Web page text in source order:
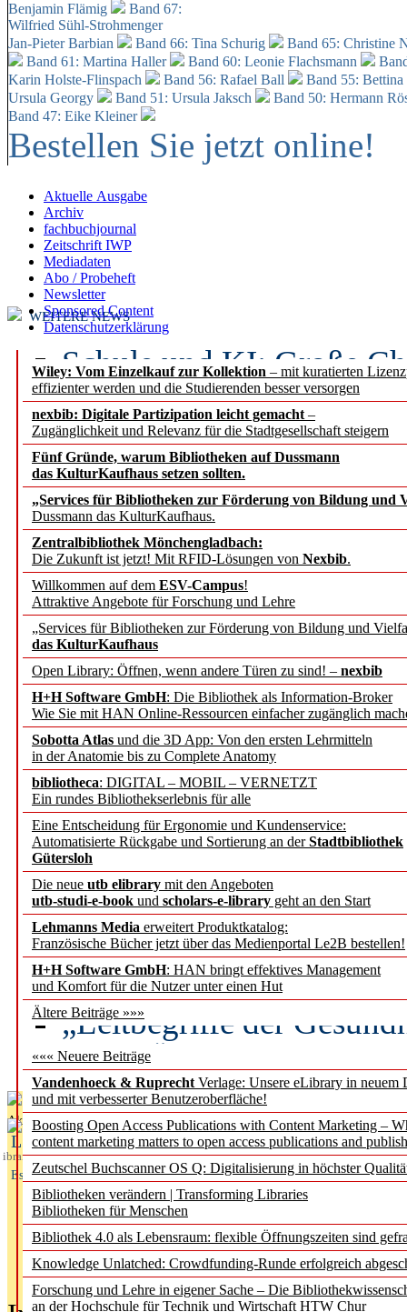
Benjamin Flämig
Band 67:
Wilfried Sühl-Strohmenger
Jan-Pieter Barbian
Band 66: Tina Schurig
Band 65: Christine
Band 61: Martina Haller
Band 60: Leonie Flachsmann
Karin Holste-Flinspach
Band 56: Rafael Ball
Band 55:
Ursula Georgy
Band 51: Ursula Jaksch Band 50: Hermann
Band 47: Eike Kleiner
Bestellen Sie jetzt online!
Aktuelle Ausgabe
Archiv
fachbuchjournal
Zeitschrift IWP
Mediadaten
Abo / Probeheft
Newsletter
Sponsored Content
Datenschutzerklärung
Wiley: Vom Einzelkauf zur Kollektion – mit kuratierten
effizienter werden und die Studierenden besser versorgen
nexbib: Digitale Partizipation leicht gemacht –
Zugänglichkeit und Relevanz für die Stadtgesellschaft steigern
Fünf Gründe, warum Bibliotheken auf Dussmann
das KulturKaufhaus setzen sollten.
„Services für Bibliotheken zur Förderung von Bildung und
Dussmann das KulturKaufhaus.
Zentralbibliothek Mönchengladbach:
Die Zukunft ist jetzt! Mit RFID-Lösungen von Nexbib.
Willkommen auf dem ESV-Campus!
Attraktive Angebote für Forschung und Lehre
„Services für Bibliotheken zur Förderung von Bildung und
das KulturKaufhaus
Open Library: Öffnen, wenn andere Türen zu sind! – nexbib
H+H Software GmbH: Die Bibliothek als Information-Broker
Wie Sie mit HAN Online-Ressourcen einfacher zugänglich
Sobotta Atlas und die 3D App: Von den ersten Lehrmitteln
in der Anatomie bis zu Complete Anatomy
bibliotheca: DIGITAL – MOBIL – VERNETZT
Ein rundes Bibliothekserlebnis für alle
Eine Entscheidung für Ergonomie und Kundenservice:
Automatisierte Rückgabe und Sortierung an derStadtbibliothek
Gütersloh
Die neue utb elibrary mit den Angeboten
utb-studi-e-book und scholars-e-library geht an den Start
Lehmanns Media erweitert Produktkatalog:
Französische Bücher jetzt über das Medienportal Le2B bestellen!
H+H Software GmbH: HAN bringt effektives Management
und Komfort für die Nutzer unter einen Hut
Ältere Beiträge »»»
««« Neuere Beiträge
Vandenhoeck & Ruprecht Verlage: Unsere eLibrary in neuem
und mit verbesserter Benutzeroberfläche!
Boosting Open Access Publications with Content Marketing –
content marketing matters to open access publications and
Zeutschel Buchscanner OS Q: Digitalisierung in höchster
Bibliotheken verändern | Transforming Libraries
Bibliotheken für Menschen
Bibliothek 4.0 als Lebensraum: flexible Öffnungszeiten sind
Knowledge Unlatched: Crowdfunding-Runde erfolgreich
Forschung und Lehre in eigener Sache – Die
an der Hochschule für Technik und Wirtschaft HTW Chur
WEITERE NEWS
Schule und KI: Große
Voraussetzungen
Erfolgreiches erstes
Segment Research –
angepasst
konstruktiv!
Mohr Siebeck
und die Zeitschrift für
Francke Attempto
EBSCO Information
Recherchefunktionen in
Sorbisches Institut neu
Geschichte und
Künstliche Intelligenz
besser zu verstehen
„Leitbegriffe der
des BIÖG erscheinen
Aktuelles aus
L
ibrary
Essentials